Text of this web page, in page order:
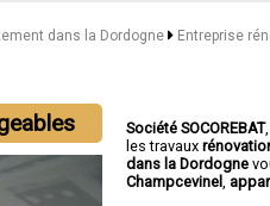
dans la Dordogne Entreprise
Société SOCOREBAT
les travaux
dans la Dordogne
Champcevinel